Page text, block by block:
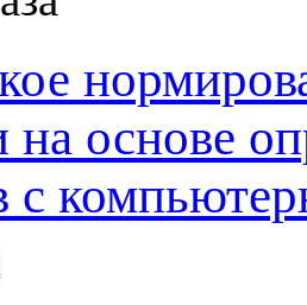
на основе
с